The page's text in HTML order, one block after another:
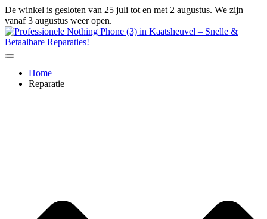
Ga
naar
de
inhoud
De winkel is gesloten van 25 juli tot en met 2 augustus. We zijn
vanaf 3 augustus weer open.
Home
Reparatie